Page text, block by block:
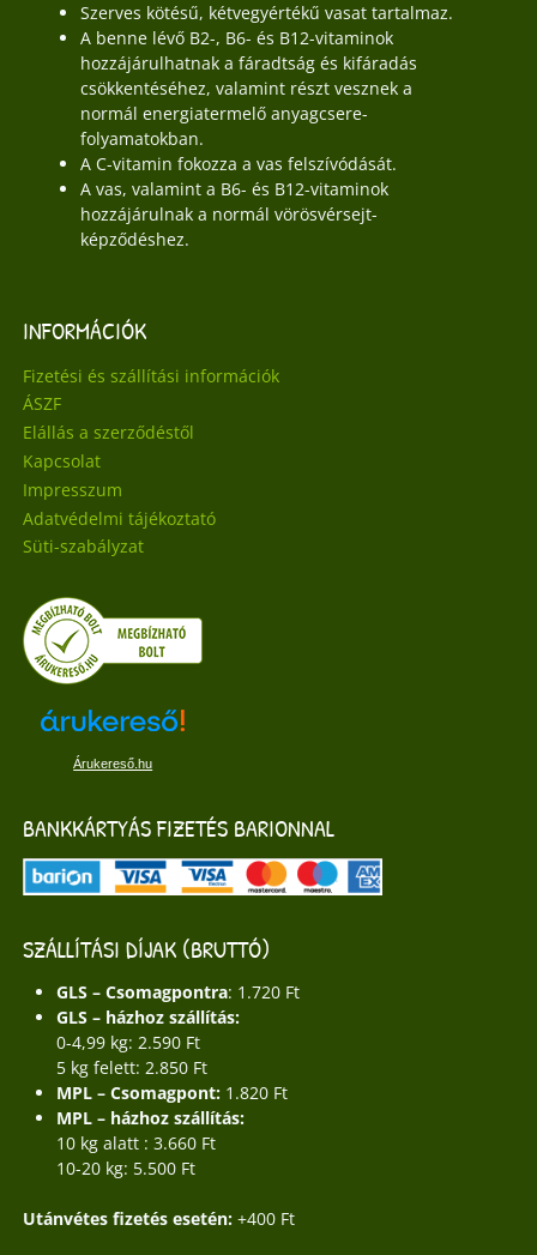
Szerves kötésű, kétvegyértékű vasat tartalmaz.
A benne lévő B2-, B6- és B12-vitaminok
hozzájárulhatnak a fáradtság és kifáradás
csökkentéséhez, valamint részt vesznek a
normál energiatermelő anyagcsere-
folyamatokban.
A C-vitamin fokozza a vas felszívódását.
A vas, valamint a B6- és B12-vitaminok
hozzájárulnak a normál vörösvérsejt-
képződéshez.
INFORMÁCIÓK
Fizetési és szállítási információk
ÁSZF
Elállás a szerződéstől
Kapcsolat
Impresszum
Adatvédelmi tájékoztató
Süti-szabályzat
Árukereső.hu
BANKKÁRTYÁS FIZETÉS BARIONNAL
SZÁLLÍTÁSI DÍJAK (BRUTTÓ)
GLS – Csomagpontra: 1.720 Ft
GLS – házhoz szállítás:
0-4,99 kg: 2.590 Ft
5 kg felett: 2.850 Ft
MPL – Csomagpont: 1.820 Ft
MPL – házhoz szállítás:
10 kg alatt : 3.660 Ft
10-20 kg: 5.500 Ft
Utánvétes fizetés esetén:+400 Ft